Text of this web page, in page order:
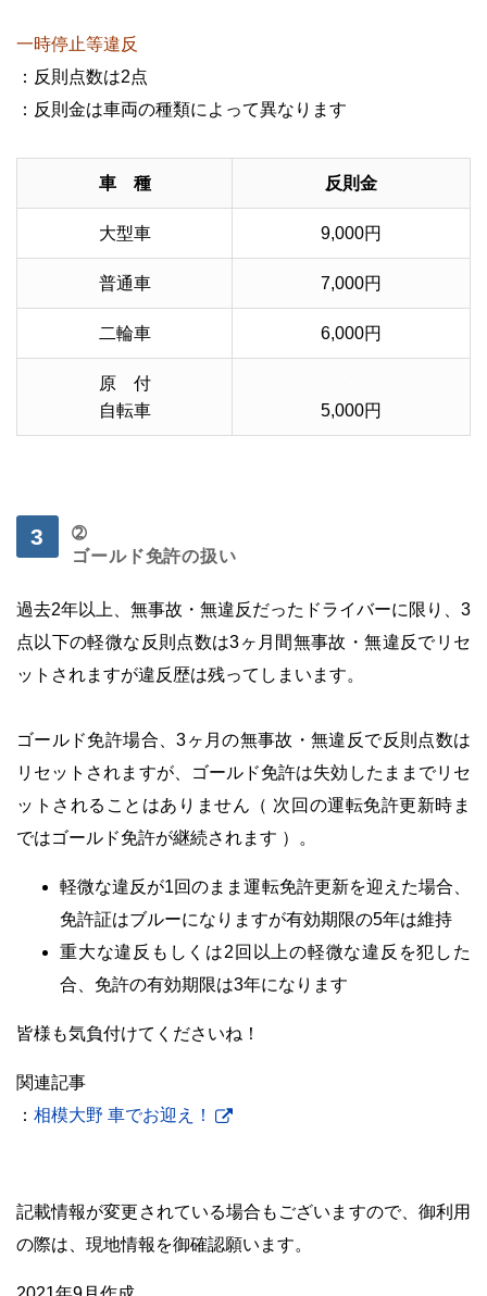
一時停止等違反
：反則点数は2点
：反則金は車両の種類によって異なります
車 種 反則金
大型車 9,000円
普通車 7,000円
二輪車 6,000円
原 付
自転車
5,000円
➁
ゴールド免許の扱い
過去2年以上、無事故・無違反だったドライバーに限り、3
点以下の軽微な反則点数は3ヶ月間無事故・無違反でリセ
ットされますが違反歴は残ってしまいます。
ゴールド免許場合、3ヶ月の無事故・無違反で反則点数は
リセットされますが、ゴールド免許は失効したままでリセ
ットされることはありません（ 次回の運転免許更新時ま
ではゴールド免許が継続されます ）。
軽微な違反が1回のまま運転免許更新を迎えた場合、
免許証はブルーになりますが有効期限の5年は維持
重大な違反もしくは2回以上の軽微な違反を犯した
合、免許の有効期限は3年になります
皆様も気負付けてくださいね！
関連記事
： 相模大野 車でお迎え！
記載情報が変更されている場合もございますので、御利用
の際は、現地情報を御確認願います。